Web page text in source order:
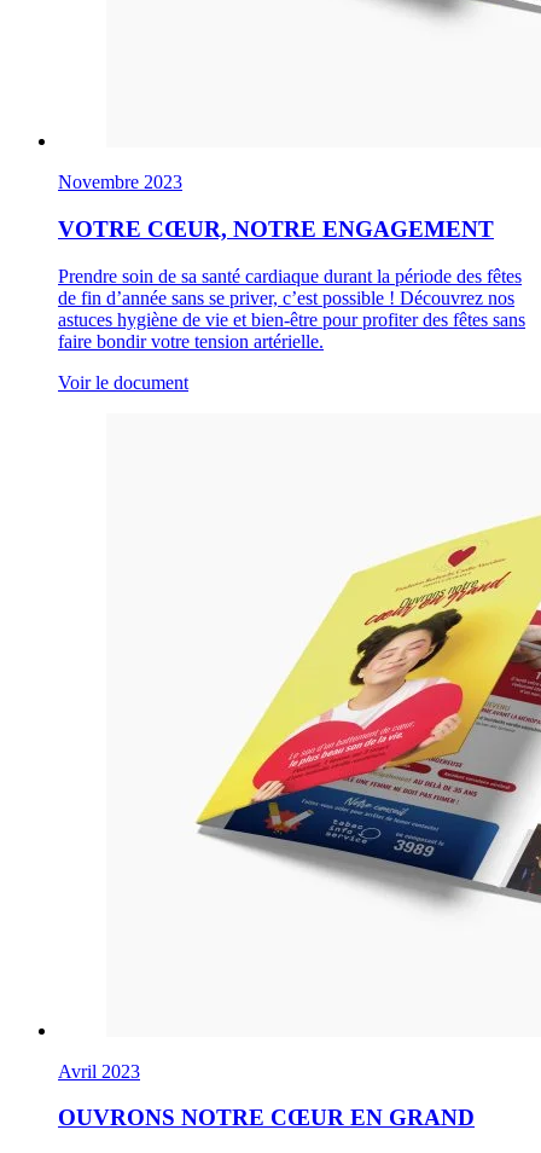
Novembre 2023
VOTRE CŒUR, NOTRE ENGAGEMENT
Prendre soin de sa santé cardiaque durant la période des fêtes
de fin d’année sans se priver, c’est possible ! Découvrez nos
astuces hygiène de vie et bien-être pour profiter des fêtes sans
faire bondir votre tension artérielle.
Voir le document
Avril 2023
OUVRONS NOTRE CŒUR EN GRAND